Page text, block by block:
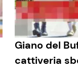
Giano del
cattiveria